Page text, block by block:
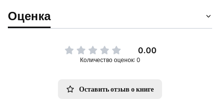
Оценка
0.00
Количество оценок: 0
Оставить отзыв о книге